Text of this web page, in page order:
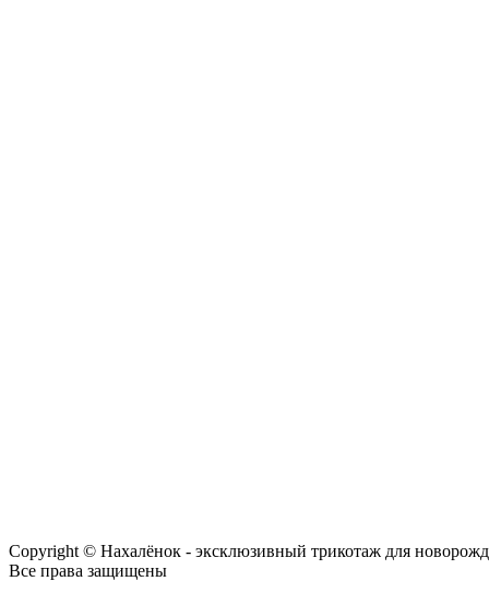
Copyright © Нахалёнок - эксклюзивный трикотаж для
Все права защищены